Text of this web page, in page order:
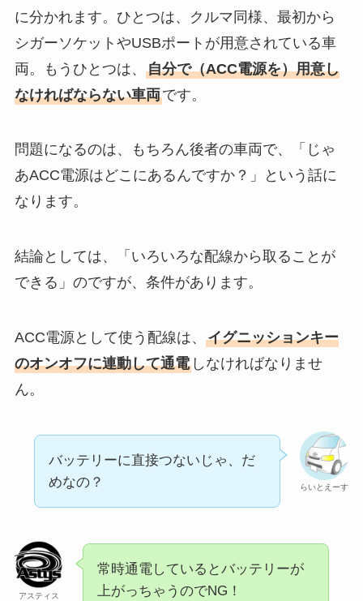
に分かれます。ひとつは、クルマ同様、最初から
シガーソケットやUSBポートが用意されている車
両。もうひとつは、 自分で（ACC電源を）用意し
なければならない車両です。
問題になるのは、もちろん後者の車両で、「じゃ
あACC電源はどこにあるんですか？」という話に
なります。
結論としては、「いろいろな配線から取ることが
できる」のですが、条件があります。
ACC電源として使う配線は、 イグニッションキー
のオンオフに連動して通電しなければなりませ
ん。
らいとえーす
バッテリーに直接つないじゃ、だ
めなの？
アスティス
常時通電しているとバッテリーが
上がっちゃうのでNG！